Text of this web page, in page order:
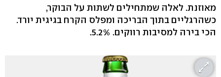
מאוזנת. לאלה שמתחילים לשתות על הבוקר,
כשהרגליים בתוך הבריכה ומפלס הקרח בגיגית יורד.
הכי בירה למסיבות רווקים. 5.2%.